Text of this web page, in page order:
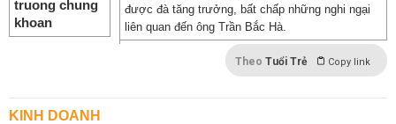
được đà tăng trưởng, bất chấp những nghi ngại
liên quan đến ông Trần Bắc Hà.
Theo Tuổi Trẻ Copy link
KINH DOANH